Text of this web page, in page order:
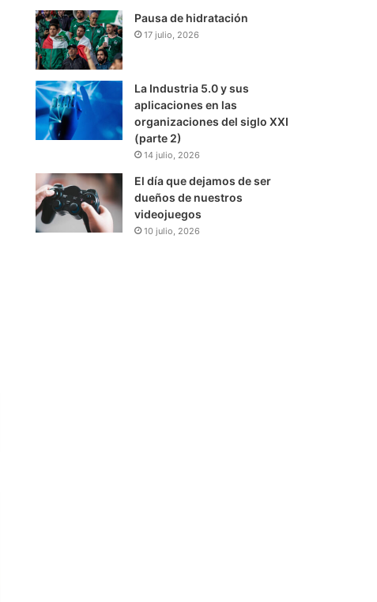
Pausa de hidratación
17 julio, 2026
La Industria 5.0 y sus
aplicaciones en las
organizaciones del siglo XXI
(parte 2)
14 julio, 2026
El día que dejamos de ser
dueños de nuestros
videojuegos
10 julio, 2026